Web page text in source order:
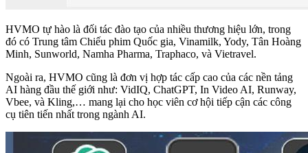
HVMO tự hào là đối tác đào tạo của nhiều thương hiệu lớn, trong
đó có Trung tâm Chiếu phim Quốc gia, Vinamilk, Yody, Tân Hoàng
Minh, Sunworld, Namha Pharma, Traphaco, và Vietravel.
Ngoài ra, HVMO cũng là đơn vị hợp tác cấp cao của các nền tảng
AI hàng đầu thế giới như: VidIQ, ChatGPT, In Video AI, Runway,
Vbee, và Kling,… mang lại cho học viên cơ hội tiếp cận các công
cụ tiên tiến nhất trong ngành AI.